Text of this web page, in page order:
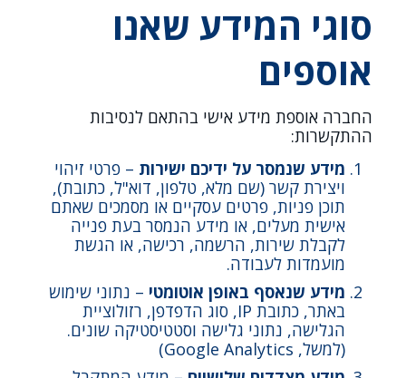
סוגי המידע שאנו
אוספים
החברה אוספת מידע אישי בהתאם לנסיבות
ההתקשרות:
מידע שנמסר על ידיכם ישירות – פרטי זיהוי
ויצירת קשר (שם מלא, טלפון, דוא"ל, כתובת),
תוכן פניות, פרטים עסקיים או מסמכים שאתם
אישית מעלים, או מידע הנמסר בעת פנייה
לקבלת שירות, הרשמה, רכישה, או הגשת
מועמדות לעבודה.
מידע שנאסף באופן אוטומטי – נתוני שימוש
באתר, כתובת IP, סוג הדפדפן, רזולוציית
הגלישה, נתוני גלישה וסטטיסטיקה שונים.
(למשל, Google Analytics)